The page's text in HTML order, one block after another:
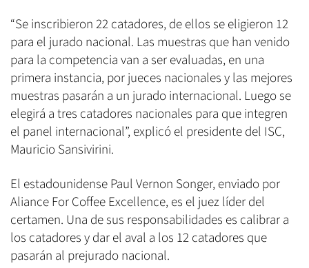
“Se inscribieron 22 catadores, de ellos se eligieron 12
para el jurado nacional. Las muestras que han venido
para la competencia van a ser evaluadas, en una
primera instancia, por jueces nacionales y las mejores
muestras pasarán a un jurado internacional. Luego se
elegirá a tres catadores nacionales para que integren
el panel internacional”, explicó el presidente del ISC,
Mauricio Sansivirini.
El estadounidense Paul Vernon Songer, enviado por
Aliance For Coffee Excellence, es el juez líder del
certamen. Una de sus responsabilidades es calibrar a
los catadores y dar el aval a los 12 catadores que
pasarán al prejurado nacional.